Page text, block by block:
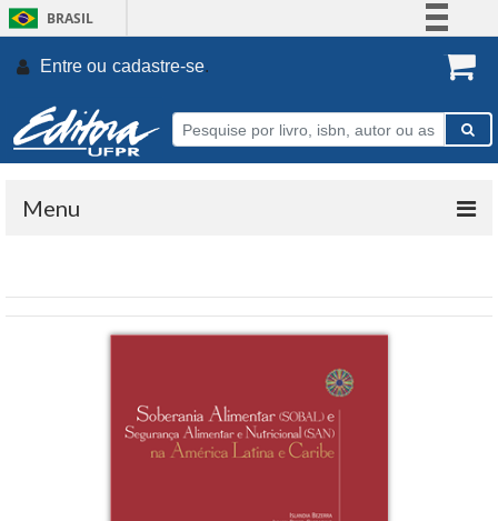
BRASIL
Participe
Entre ou cadastre-se.
Menu